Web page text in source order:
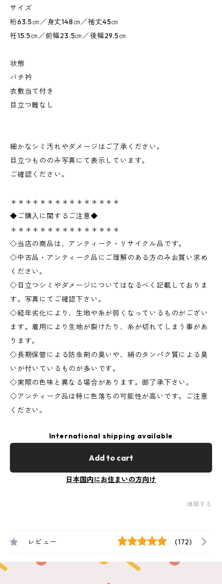
サイズ
裄63.5㎝／身丈148㎝／袖丈45㎝
衽15.5㎝／前幅23.5㎝／後幅29.5㎝
状態
バチ衿
衣敷当て付き
目立つ難なし
細かなシミ汚れやダメージはご了承ください。
目立つもののみ写真にて表示しています。
ご確認ください。
＊＊＊＊＊＊＊＊＊＊＊＊＊＊＊
◆ご購入に関するご注意◆
＊＊＊＊＊＊＊＊＊＊＊＊＊＊＊
◇当店の商品は、アンティーク・リサイクル品です。
◇中古品・アンティーク品にご理解のある方のみお買い求め
ください。
◇目立つシミやダメージについてはなるべく記載しておりま
す。写真にてご確認下さい。
◇経年劣化により、生地や糸が弱くなっているものがござい
ます。着用により生地が裂けたり、糸が切れてしまう事があ
ります。
◇長期保管による防虫剤の臭いや、絹のタンパク質による臭
いが付いているものが多いです。
◇実際の色味と異なる場合があります。御了承下さい。
◇アンティーク品は特に色落ちの可能性が高いです。ご注意
ください。
International shipping available
Add to cart
日本国内にお住まいの方向け
通報する
レビュー (172)